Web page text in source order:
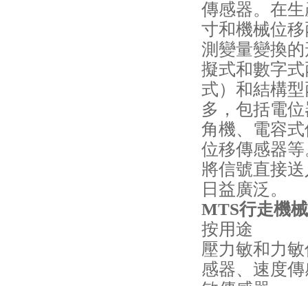
傳感器。在
寸和機械位
測變量變換
擬式和數字
式）和結構
多，包括電
角機、電容
位移傳感器
將信號直接
日益廣泛。
MTS行走機
按用途
壓力敏和力
感器、速度